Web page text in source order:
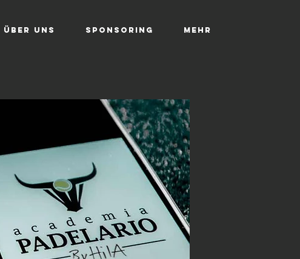
Über uns SPONSORING Mehr